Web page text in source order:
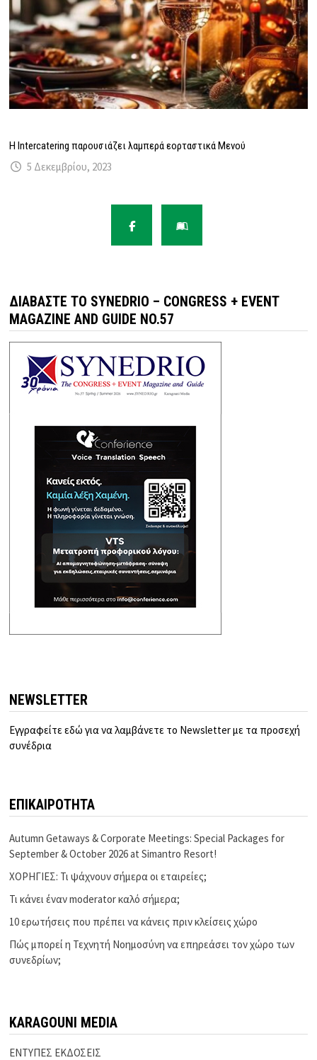
Η Intercatering παρουσιάζει λαμπερά εορταστικά Μενού
5 Δεκεμβρίου, 2023
ΔΙΑΒΆΣΤΕ ΤΟ SYNEDRIO – CONGRESS + EVENT
MAGAZINE AND GUIDE NO.57
NEWSLETTER
Εγγραφείτε εδώ για να λαμβάνετε το Newsletter με τα προσεχή
συνέδρια
ΕΠΙΚΑΙΡΟΤΗΤΑ
Autumn Getaways & Corporate Meetings: Special Packages for
September & October 2026 at Simantro Resort!
ΧΟΡΗΓΙΕΣ: Τι ψάχνουν σήμερα οι εταιρείες;
Τι κάνει έναν moderator καλό σήμερα;
10 ερωτήσεις που πρέπει να κάνεις πριν κλείσεις χώρο
Πώς μπορεί η Τεχνητή Νοημοσύνη να επηρεάσει τον χώρο των
συνεδρίων;
KARAGOUNI MEDIA
ΕΝΤΥΠΕΣ ΕΚΔΟΣΕΙΣ